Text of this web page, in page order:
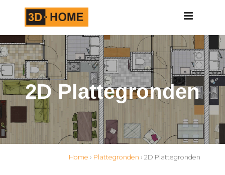
2D Plattegronden
Home › Plattegronden › 2D Plattegronden